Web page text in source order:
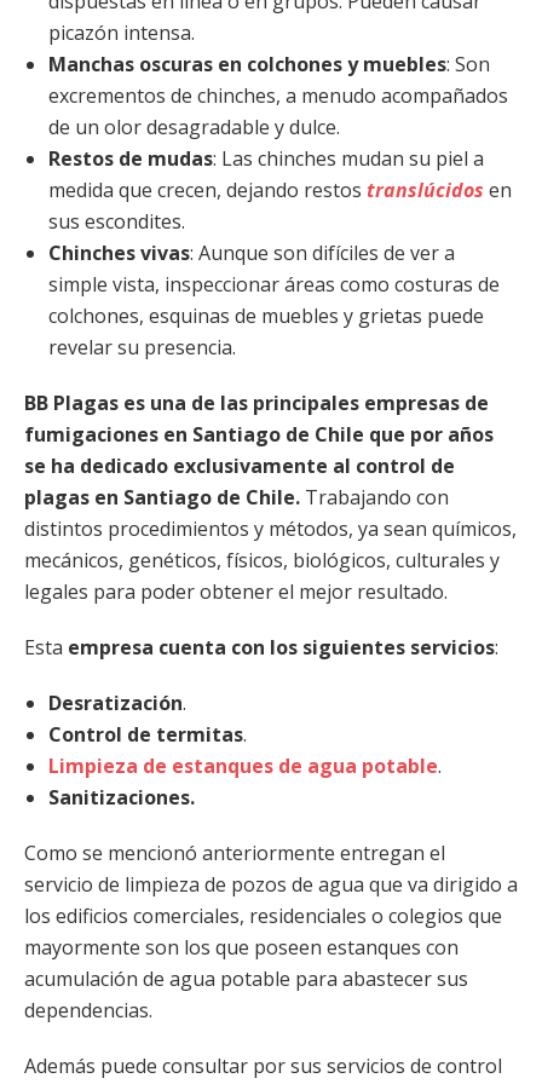
picazón intensa.
Manchas oscuras en colchones y muebles: Son
excrementos de chinches, a menudo acompañados
de un olor desagradable y dulce.
Restos de mudas: Las chinches mudan su piel a
medida que crecen, dejando restos translúcidos en
sus escondites.
Chinches vivas: Aunque son difíciles de ver a
simple vista, inspeccionar áreas como costuras de
colchones, esquinas de muebles y grietas puede
revelar su presencia.
BB Plagas es una de las principales empresas de
fumigaciones en Santiago de Chile que por años
se ha dedicado exclusivamente al control de
plagas en Santiago de Chile. Trabajando con
distintos procedimientos y métodos, ya sean químicos,
mecánicos, genéticos, físicos, biológicos, culturales y
legales para poder obtener el mejor resultado.
Esta empresa cuenta con los siguientes servicios:
Desratización.
Control de termitas.
Limpieza de estanques de agua potable.
Sanitizaciones.
Como se mencionó anteriormente entregan el
servicio de limpieza de pozos de agua que va dirigido a
los edificios comerciales, residenciales o colegios que
mayormente son los que poseen estanques con
acumulación de agua potable para abastecer sus
dependencias.
Además puede consultar por sus servicios de control